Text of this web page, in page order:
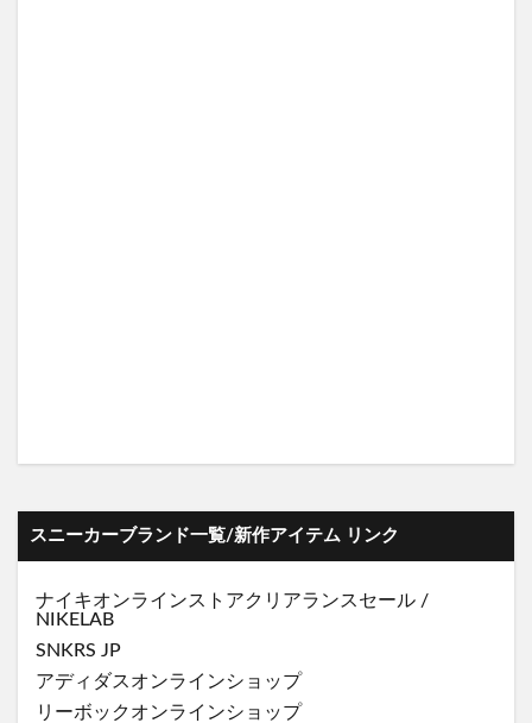
スニーカーブランド一覧/新作アイテム リンク
ナイキオンラインストアクリアランスセール /
NIKELAB
SNKRS JP
アディダスオンラインショップ
リーボックオンラインショップ